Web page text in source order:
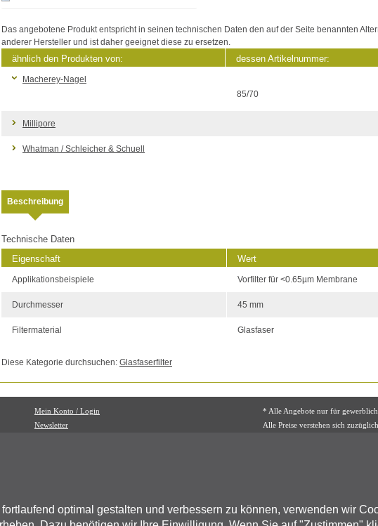
optimal gestalten und verbessern zu können, verwenden wir
Das angebotene Produkt entspricht in seinen technischen Daten den auf der Seite benannten
anderer Hersteller und ist daher geeignet diese zu ersetzen.
ähnlich den Produkten von: dessen Artikelnummer:
Macherey-Nagel
85/70
Millipore
Whatman / Schleicher & Schuell
Beschreibung
Technische Daten
Eigenschaft
Wert
Applikationsbeispiele Vorfilter für <0.65µm Membrane
Durchmesser 45 mm
Filtermaterial Glasfaser
Diese Kategorie durchsuchen: Glasfaserfilter
Mein Konto / Login
Newsletter
* Alle Angebote nur für
Alle Preise verstehen sich
Fon: (089) 3799 6666